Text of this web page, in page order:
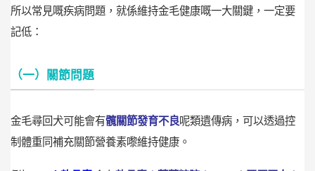
所以常見嘅疾病問題，就係維持金毛健康嘅一大關鍵，一定要
記低：
（一）關節問題
金毛尋回犬可能會有髖關節發育不良呢類遺傳病，可以透過控
制體重同補充關節營養素嚟維持健康。